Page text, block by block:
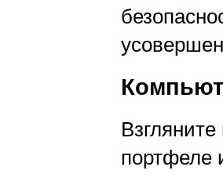
портфеле